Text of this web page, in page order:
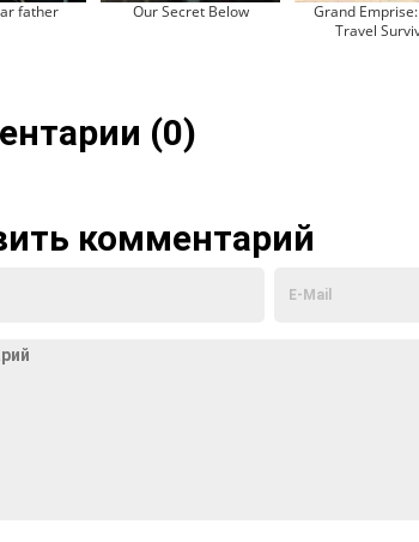
father Our Secret Below
Grand
Travel
(0)
комментарий